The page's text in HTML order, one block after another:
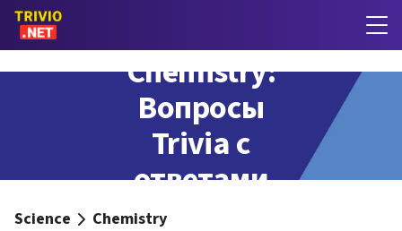
Chemistry:
Вопросы
Trivia с
ответами
Science Chemistry